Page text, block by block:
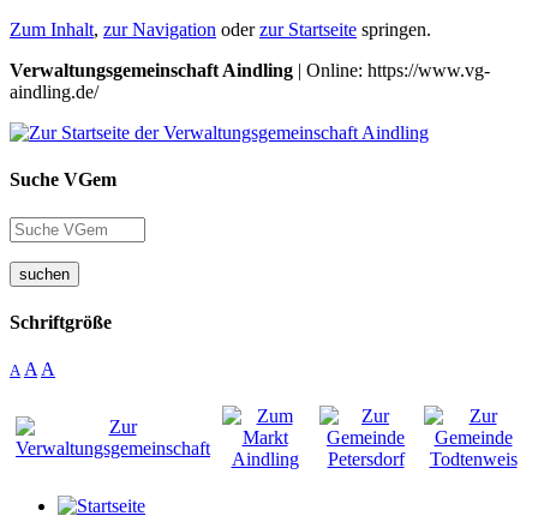
Zum Inhalt, zur Navigation oderzur Startseite springen.
Verwaltungsgemeinschaft Aindling | Online: https://www.vg-
aindling.de/
Suche VGem
suchen
Schriftgröße
A A A